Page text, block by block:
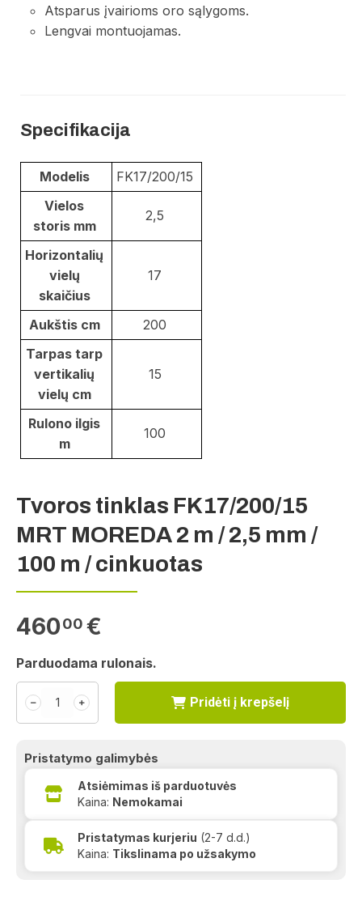
Atsparus įvairioms oro sąlygoms.
Lengvai montuojamas.
Specifikacija
Modelis
FK17/200/15
Vielos
storis mm
2,5
Horizontalių
vielų
skaičius
17
Aukštis cm
200
Tarpas tarp
vertikalių
vielų cm
15
Rulono ilgis
m
100
Tvoros tinklas FK17/200/15
MRT MOREDA 2 m / 2,5 mm /
100 m / cinkuotas
46000 €
Parduodama rulonais.
﹣ ﹢ Pridėti į krepšelį
Pristatymo galimybės
Atsiėmimas iš parduotuvės
Kaina: Nemokamai
Pristatymas kurjeriu (2-7 d.d.)
Kaina: Tikslinama po užsakymo